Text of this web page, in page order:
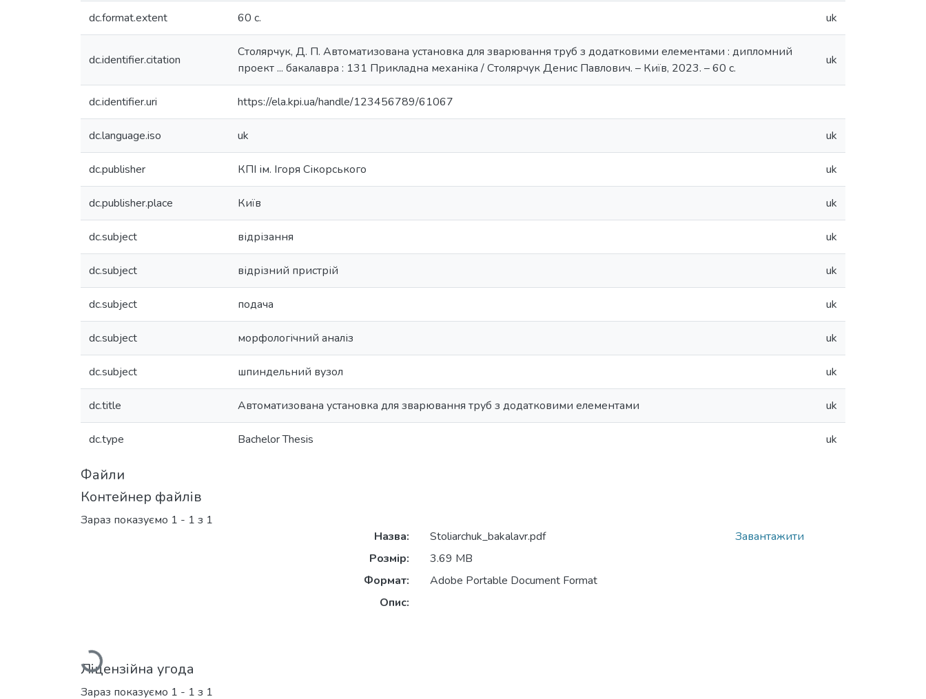
dc.format.extent 60 c. uk
dc.identifier.citation
Столярчук, Д. П. Автоматизована установка для зварювання труб з додатковими елементами : дипломний
проект ... бакалавра : 131 Прикладна механіка / Столярчук Денис Павлович. – Київ, 2023. – 60 с.
uk
dc.identifier.uri https://ela.kpi.ua/handle/123456789/61067
dc.language.iso uk uk
dc.publisher КПІ ім. Ігоря Сікорського uk
dc.publisher.place Київ uk
dc.subject відрізання uk
dc.subject відрізний пристрій uk
dc.subject подача uk
dc.subject морфологічний аналіз uk
dc.subject шпиндельний вузол uk
dc.title Автоматизована установка для зварювання труб з додатковими елементами uk
dc.type Bachelor Thesis uk
Файли
Контейнер файлів
Зараз показуємо 1 - 1 з 1
Вантажиться...
Назва:
Stoliarchuk_bakalavr.pdf
Розмір:
3.69 MB
Формат:
Adobe Portable Document Format
Опис:
Завантажити
Ліцензійна угода
Зараз показуємо 1 - 1 з 1